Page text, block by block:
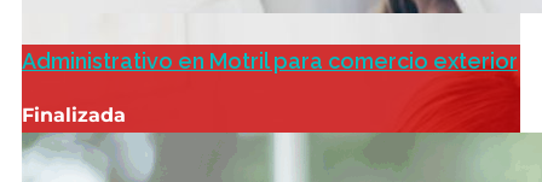
Administrativo en Motril para comercio exterior
Finalizada